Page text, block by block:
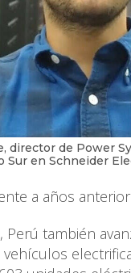
director de Power
Sur en Schneider
a años
Perú también